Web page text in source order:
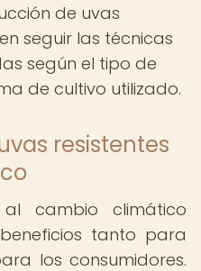
de uvas
seguir las técnicas
según el tipo de
de cultivo utilizado.
resistentes
al cambio climático
tanto para
los consumidores.